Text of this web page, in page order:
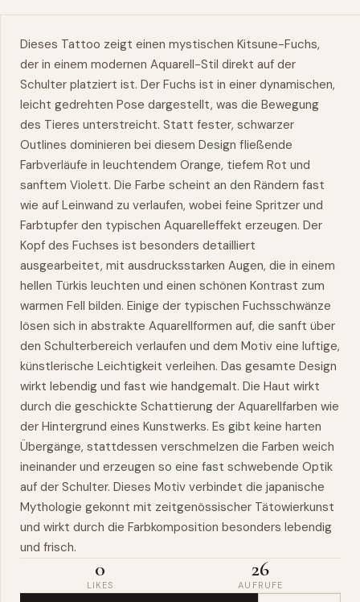
Dieses Tattoo zeigt einen mystischen Kitsune-Fuchs,
der in einem modernen Aquarell-Stil direkt auf der
Schulter platziert ist. Der Fuchs ist in einer dynamischen,
leicht gedrehten Pose dargestellt, was die Bewegung
des Tieres unterstreicht. Statt fester, schwarzer
Outlines dominieren bei diesem Design fließende
Farbverläufe in leuchtendem Orange, tiefem Rot und
sanftem Violett. Die Farbe scheint an den Rändern fast
wie auf Leinwand zu verlaufen, wobei feine Spritzer und
Farbtupfer den typischen Aquarelleffekt erzeugen. Der
Kopf des Fuchses ist besonders detailliert
ausgearbeitet, mit ausdrucksstarken Augen, die in einem
hellen Türkis leuchten und einen schönen Kontrast zum
warmen Fell bilden. Einige der typischen Fuchsschwänze
lösen sich in abstrakte Aquarellformen auf, die sanft über
den Schulterbereich verlaufen und dem Motiv eine luftige,
künstlerische Leichtigkeit verleihen. Das gesamte Design
wirkt lebendig und fast wie handgemalt. Die Haut wirkt
durch die geschickte Schattierung der Aquarellfarben wie
der Hintergrund eines Kunstwerks. Es gibt keine harten
Übergänge, stattdessen verschmelzen die Farben weich
ineinander und erzeugen so eine fast schwebende Optik
auf der Schulter. Dieses Motiv verbindet die japanische
Mythologie gekonnt mit zeitgenössischer Tätowierkunst
und wirkt durch die Farbkomposition besonders lebendig
und frisch.
0
LIKES
26
AUFRUFE